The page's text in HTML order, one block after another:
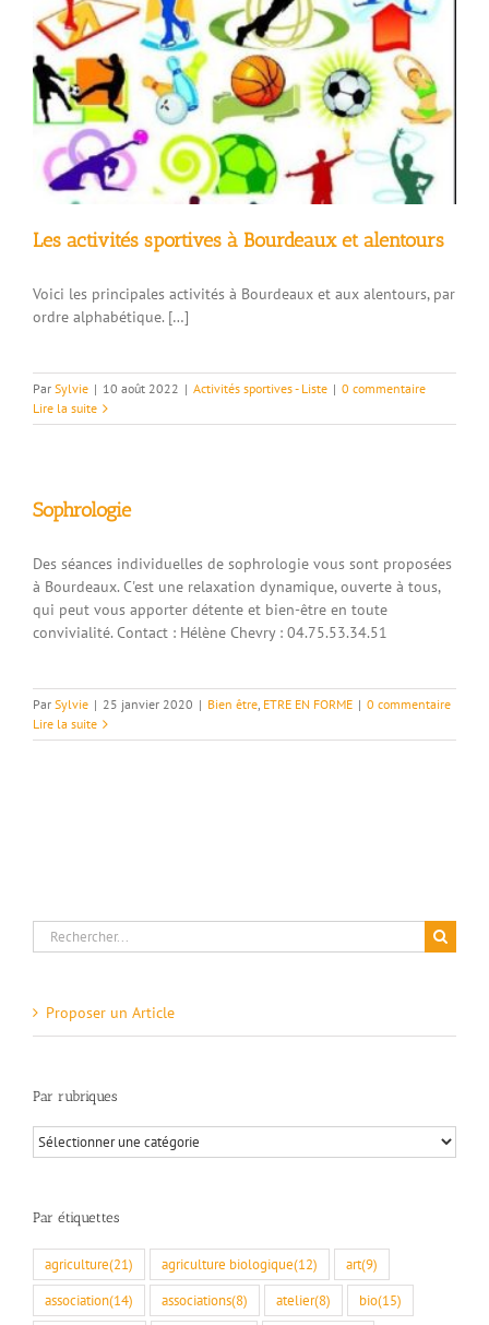
Les activités sportives à Bourdeaux et alentours
Voici les principales activités à Bourdeaux et aux alentours, par
ordre alphabétique. […]
Par Sylvie | 10 août 2022 | Activités sportives - Liste | 0 commentaire
Lire la suite
Sophrologie
Des séances individuelles de sophrologie vous sont proposées
à Bourdeaux. C'est une relaxation dynamique, ouverte à tous,
qui peut vous apporter détente et bien-être en toute
convivialité. Contact : Hélène Chevry : 04.75.53.34.51
Par Sylvie | 25 janvier 2020 | Bien être, ETRE EN FORME | 0 commentaire
Lire la suite
Rechercher:
Proposer un Article
Par rubriques
Par
rubriques
Par étiquettes
agriculture(21) agriculture biologique(12) art(9)
association(14) associations(8) atelier(8) bio(15)